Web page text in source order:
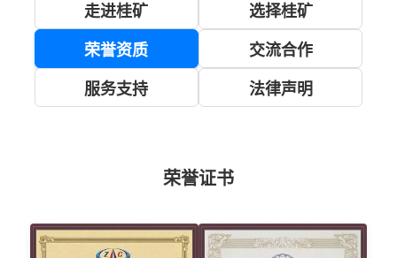
走进桂矿 选择桂矿
荣誉资质 交流合作
服务支持 法律声明
荣誉证书